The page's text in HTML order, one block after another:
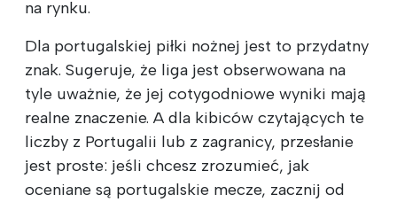
na rynku.
Dla portugalskiej piłki nożnej jest to przydatny
znak. Sugeruje, że liga jest obserwowana na
tyle uważnie, że jej cotygodniowe wyniki mają
realne znaczenie. A dla kibiców czytających te
liczby z Portugalii lub z zagranicy, przesłanie
jest proste: jeśli chcesz zrozumieć, jak
oceniane są portugalskie mecze, zacznij od